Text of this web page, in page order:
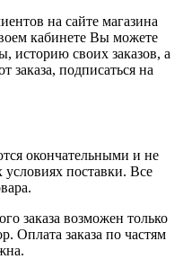
на сайте магазина
кабинете Вы можете
историю своих заказов, а
заказа, подписаться на
окончательными и не
поставки. Все
заказа возможен только
Оплата заказа по частям